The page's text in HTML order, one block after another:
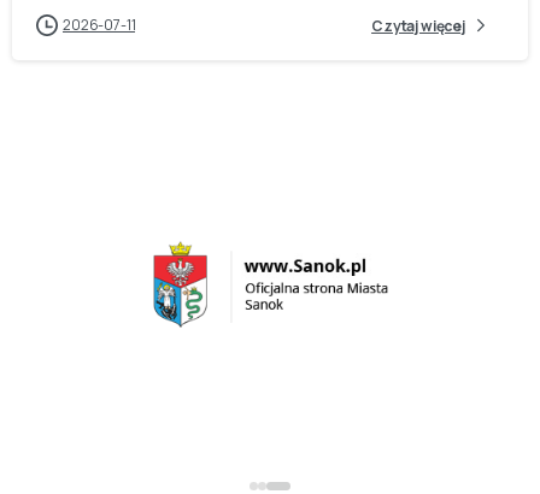
2026-07-11 Czytaj więcej